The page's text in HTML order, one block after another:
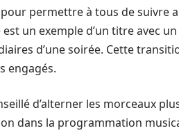
permettre à tous de suivre
est un exemple d’un titre avec
d’une soirée. Cette
engagés.
d’alterner les morceaux
dans la programmation